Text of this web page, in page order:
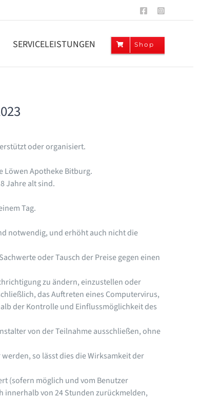
FacebookInstagram
SERVICELEISTUNGEN Shop
oder organisiert.
Löwen Apotheke Bitburg.
Jahre alt sind.
Tag.
notwendig, und erhöht auch nicht die
oder Tausch der Preise gegen einen
zu ändern, einzustellen oder
das Auftreten eines Computervirus,
der Kontrolle und Einflussmöglichkeit des
von der Teilnahme ausschließen, ohne
so lässt dies die Wirksamkeit der
(sofern möglich und vom Benutzer
innerhalb von 24 Stunden zurückmelden,